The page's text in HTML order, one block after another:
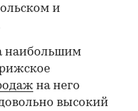
и
наибольшим
на него
высокий